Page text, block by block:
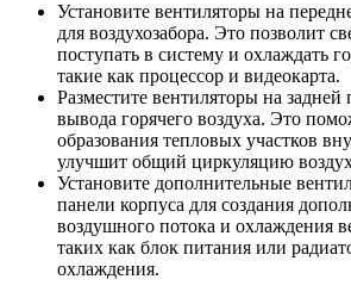
Установите вентиляторы на
для воздухозабора. Это позволит
поступать в систему и охлаждать
такие как процессор и видеокарта.
Разместите вентиляторы на задней
вывода горячего воздуха. Это
образования тепловых участков
улучшит общий циркуляцию
Установите дополнительные
панели корпуса для создания
воздушного потока и охлаждения
таких как блок питания или
охлаждения.